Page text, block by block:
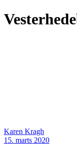
Karen Kragh
15. marts 2020